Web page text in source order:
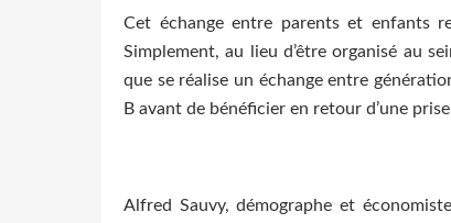
Cet échange entre parents et enfants
Simplement, au lieu d’être organisé au
que se réalise un échange entre
B avant de bénéficier en retour d’une
Alfred Sauvy, démographe et